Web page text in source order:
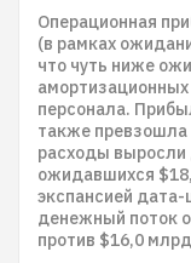
Операционная
(в рамках
что чуть ниже
персонала.
также
расходы выросли
ожидавшихся
экспансией
денежный поток
против $16,0